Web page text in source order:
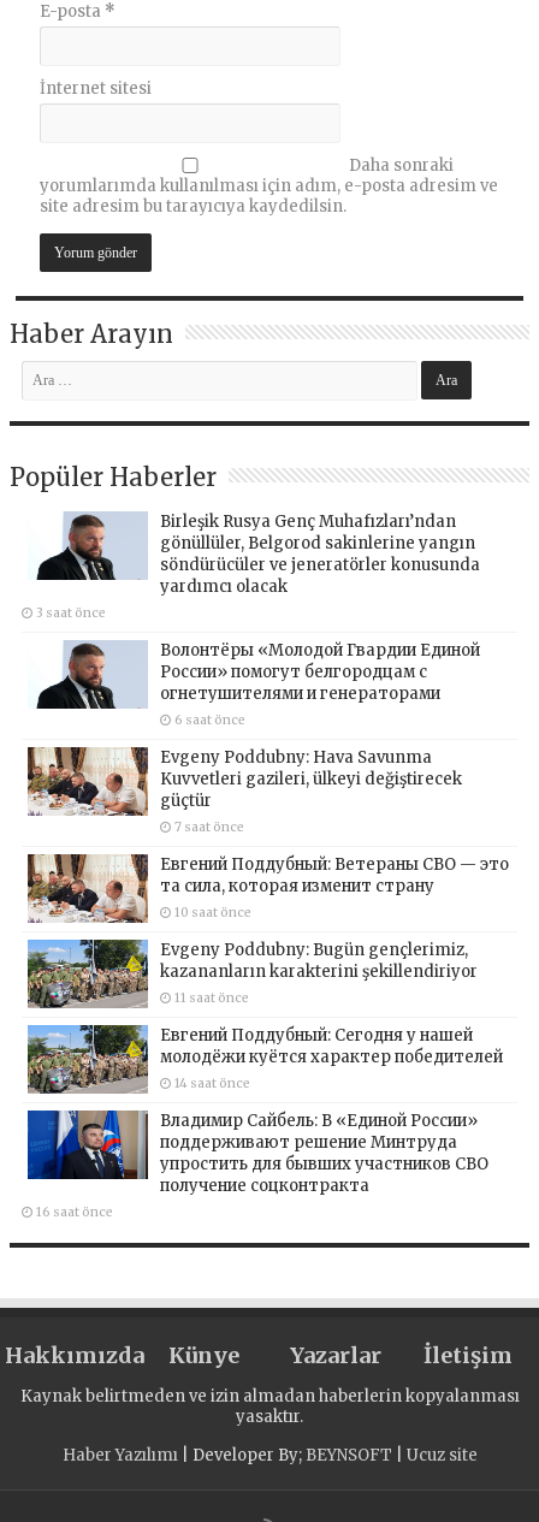
E-posta *
İnternet sitesi
Daha sonraki
yorumlarımda kullanılması için adım, e-posta adresim ve
site adresim bu tarayıcıya kaydedilsin.
Haber Arayın
Popüler Haberler
Birleşik Rusya Genç Muhafızları’ndan
gönüllüler, Belgorod sakinlerine yangın
söndürücüler ve jeneratörler konusunda
yardımcı olacak
3 saat önce
Волонтёры «Молодой Гвардии Единой
России» помогут белгородцам с
огнетушителями и генераторами
6 saat önce
Evgeny Poddubny: Hava Savunma
Kuvvetleri gazileri, ülkeyi değiştirecek
güçtür
7 saat önce
Евгений Поддубный: Ветераны СВО — это
та сила, которая изменит страну
10 saat önce
Evgeny Poddubny: Bugün gençlerimiz,
kazananların karakterini şekillendiriyor
11 saat önce
Евгений Поддубный: Сегодня у нашей
молодёжи куётся характер победителей
14 saat önce
Владимир Сайбель: В «Единой России»
поддерживают решение Минтруда
упростить для бывших участников СВО
получение соцконтракта
16 saat önce
Hakkımızda Künye Yazarlar İletişim
Kaynak belirtmeden ve izin almadan haberlerin kopyalanması
yasaktır.
Haber Yazılımı| Developer By; BEYNSOFT Ucuz site